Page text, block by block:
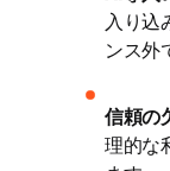
入り込
ンス外
信頼の
理的な